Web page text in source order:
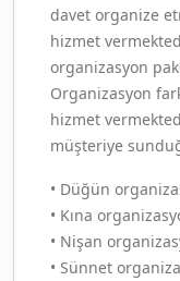
davet organize
hizmet
organizasyon
Organizasyon
hizmet
müşteriye
• Düğün
• Kına
• Nişan
• Sünnet